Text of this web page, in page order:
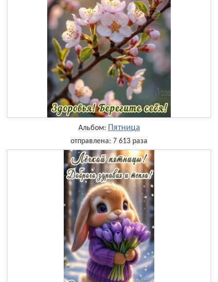
Альбом: Пятница
отправлена: 7 613 раза